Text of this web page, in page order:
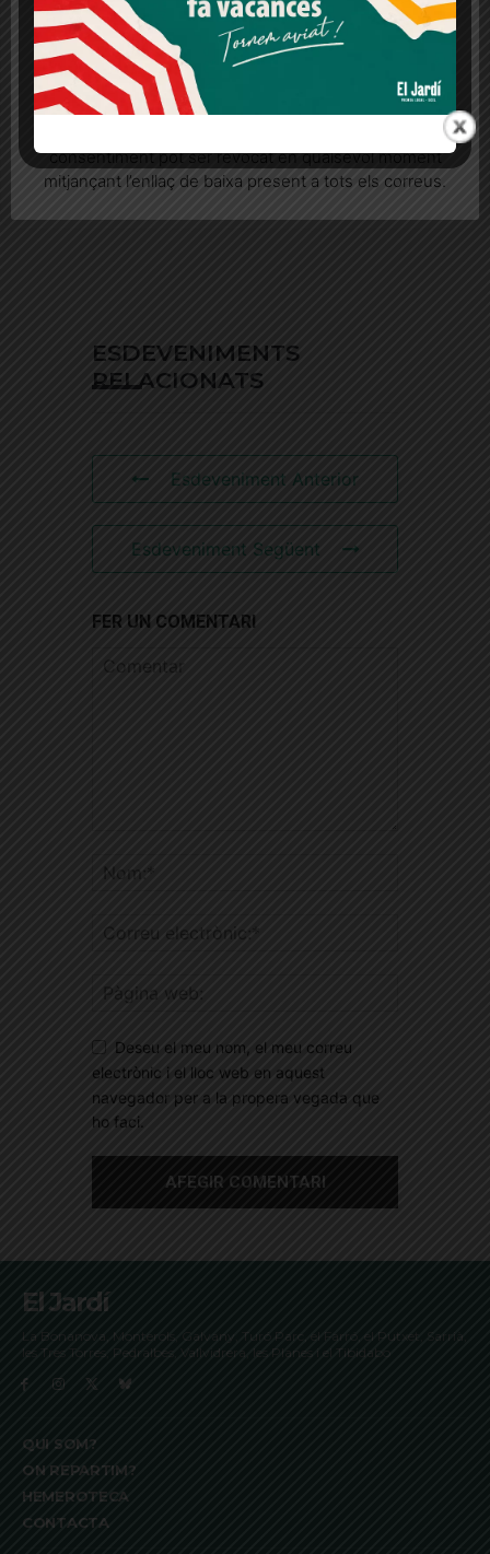
ESDEVENIMENTS
RELACIONATS
Esdeveniment Anterior
Esdeveniment Següent
FER UN COMENTARI
Deseu el meu nom, el meu correu
electrònic i el lloc web en aquest
navegador per a la propera vegada que
ho faci.
El Jardí
La Bonanova, Monterols, Galvany, Turó Parc, el Farró, el Putxet, Sarrià,
les Tres Torres, Pedralbes, Vallvidrera, les Planes i el Tibidabo
QUI SOM?
ON REPARTIM?
HEMEROTECA
CONTACTA
Més informació Acceptar Rebutjar tot
Quan l’usuari crea un compte al Diari el Jardí, dona el
seu consentiment explícit per rebre comunicacions
consentiment pot ser revocat en qualsevol moment
mitjançant l’enllaç de baixa present a tots els correus.